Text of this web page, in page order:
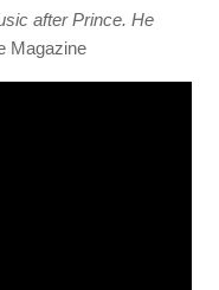
after Prince. He
Magazine